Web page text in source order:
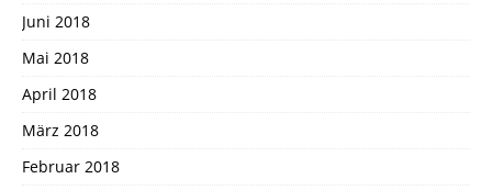
Juni 2018
Mai 2018
April 2018
März 2018
Februar 2018